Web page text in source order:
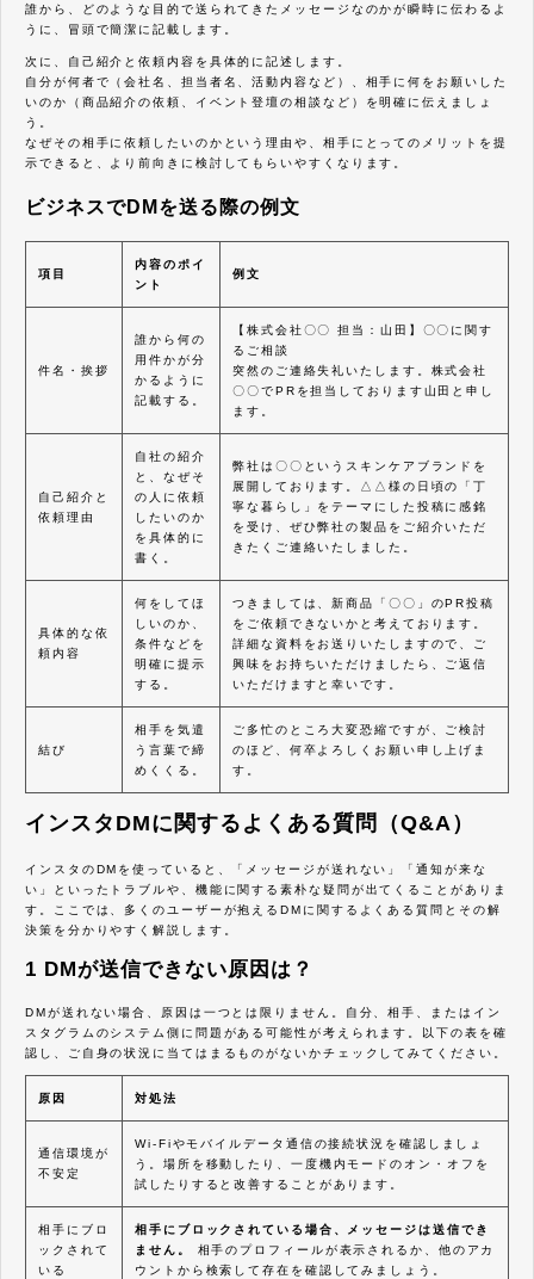
誰から、どのような目的で送られてきたメッセージなのかが瞬時に伝わるよ
うに、冒頭で簡潔に記載します。
次に、自己紹介と依頼内容を具体的に記述します。
自分が何者で（会社名、担当者名、活動内容など）、相手に何をお願いした
いのか（商品紹介の依頼、イベント登壇の相談など）を明確に伝えましょ
う。
なぜその相手に依頼したいのかという理由や、相手にとってのメリットを提
示できると、より前向きに検討してもらいやすくなります。
ビジネスでDMを送る際の例文
項目
内容のポイ
ント
例文
件名・挨拶
誰から何の
用件かが分
かるように
記載する。
【株式会社〇〇 担当：山田】〇〇に関す
るご相談
突然のご連絡失礼いたします。株式会社
〇〇でPRを担当しております山田と申し
ます。
自己紹介と
依頼理由
自社の紹介
と、なぜそ
の人に依頼
したいのか
を具体的に
書く。
弊社は〇〇というスキンケアブランドを
展開しております。△△様の日頃の「丁
寧な暮らし」をテーマにした投稿に感銘
を受け、ぜひ弊社の製品をご紹介いただ
きたくご連絡いたしました。
具体的な依
頼内容
何をしてほ
しいのか、
条件などを
明確に提示
する。
つきましては、新商品「〇〇」のPR投稿
をご依頼できないかと考えております。
詳細な資料をお送りいたしますので、ご
興味をお持ちいただけましたら、ご返信
いただけますと幸いです。
結び
相手を気遣
う言葉で締
めくくる。
ご多忙のところ大変恐縮ですが、ご検討
のほど、何卒よろしくお願い申し上げま
す。
インスタDMに関するよくある質問（Q&A）
インスタのDMを使っていると、「メッセージが送れない」「通知が来な
い」といったトラブルや、機能に関する素朴な疑問が出てくることがありま
す。ここでは、多くのユーザーが抱えるDMに関するよくある質問とその解
決策を分かりやすく解説します。
1 DMが送信できない原因は？
DMが送れない場合、原因は一つとは限りません。自分、相手、またはイン
スタグラムのシステム側に問題がある可能性が考えられます。以下の表を確
認し、ご自身の状況に当てはまるものがないかチェックしてみてください。
原因 対処法
通信環境が
不安定
Wi-Fiやモバイルデータ通信の接続状況を確認しましょ
う。場所を移動したり、一度機内モードのオン・オフを
試したりすると改善することがあります。
相手にブロ
ックされて
いる
相手にブロックされている場合、メッセージは送信でき
ません。 相手のプロフィールが表示されるか、他のアカ
ウントから検索して存在を確認してみましょう。